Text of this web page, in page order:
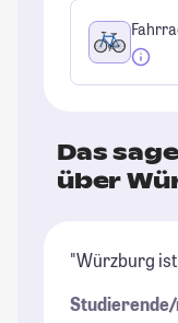
Das
über
"Würzburg